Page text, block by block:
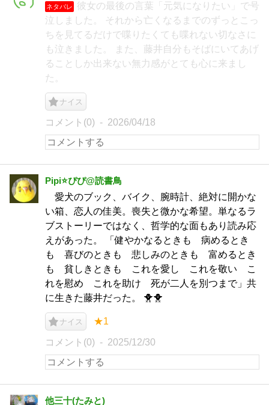
ネタバレ
彼女の最後の言葉「元気になりたい」で号
泣しました。 それから亡くなるまでのずっとこっ
ちを見てるだけで喋りたくても喋れない切なさに
も泣きました。 また、藤井自分もそばにいてあげ
ることしか出来ない無力感がとても心に来まし
た。
ナイス
コメント(0) 2026/04/18
Pipi⭐️ぴぴ@読書鳥
愛犬のブック、バイク、腕時計、絶対に開かな
い箱、恋人の佳美。喪失と微かな希望。単なるラ
ブストーリーではなく、哲学的な面もあり読み応
えがあった。 「健やかなるときも 病めるとき
も 喜びのときも 悲しみのときも 富めるとき
も 貧しきときも これを愛し これを敬い こ
れを慰め これを助け 死が二人を別つまで」共
に生きた藤井だった。 🐥🐥
ナイス ★1
コメント(0) 2025/12/30
他三十(たみと)